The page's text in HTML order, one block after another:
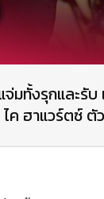
มทั้งรุกและรับ
ค ฮาแวร์ตซ์ ตั